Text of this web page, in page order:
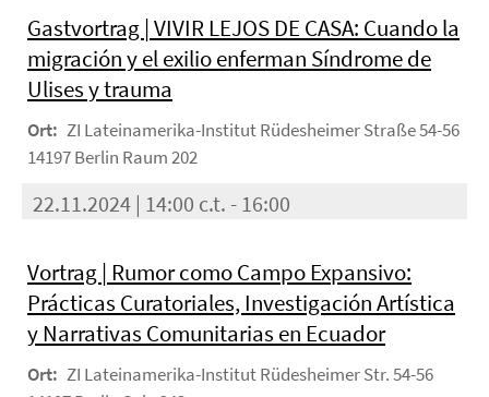
Gastvortrag | VIVIR LEJOS DE CASA: Cuando la
migración y el exilio enferman Síndrome de
Ulises y trauma
Ort: ZI Lateinamerika-Institut Rüdesheimer Straße 54-56
14197 Berlin Raum 202
22.11.2024 | 14:00 c.t. - 16:00
Vortrag | Rumor como Campo Expansivo:
Prácticas Curatoriales, Investigación Artística
y Narrativas Comunitarias en Ecuador
Ort: ZI Lateinamerika-Institut Rüdesheimer Str. 54-56